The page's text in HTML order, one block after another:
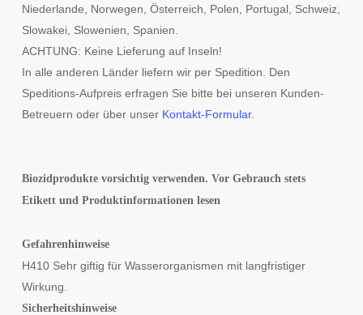
Niederlande, Norwegen, Österreich, Polen, Portugal, Schweiz,
Slowakei, Slowenien, Spanien.
ACHTUNG: Keine Lieferung auf Inseln!
In alle anderen Länder liefern wir per Spedition. Den
Speditions-Aufpreis erfragen Sie bitte bei unseren Kunden-
Betreuern oder über unser Kontakt-Formular.
Biozidprodukte vorsichtig verwenden. Vor Gebrauch stets
Etikett und Produktinformationen lesen
Gefahrenhinweise
H410 Sehr giftig für Wasserorganismen mit langfristiger
Wirkung.
Sicherheitshinweise